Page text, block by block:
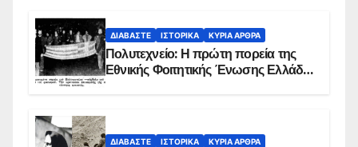
ΔΙΑΒΆΣΤΕ ΙΣΤΟΡΙΚΆ ΚΥΡΙΑ ΑΡΘΡΑ
Πολυτεχνείο: Η πρώτη πορεία της
Εθνικής Φοιτητικής Ένωσης Ελλάδος
ΔΙΑΒΆΣΤΕ ΙΣΤΟΡΙΚΆ ΚΥΡΙΑ ΑΡΘΡΑ